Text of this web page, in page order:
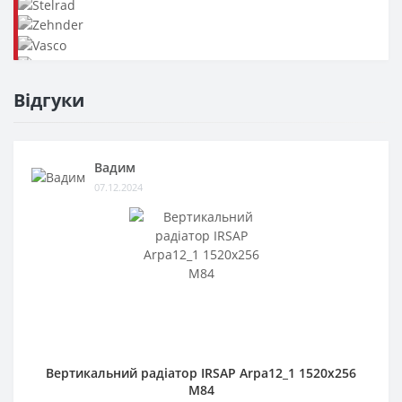
Відгуки
Вадим
07.12.2024
Вертикальний радіатор IRSAP Arpa12_1 1520x256
M84